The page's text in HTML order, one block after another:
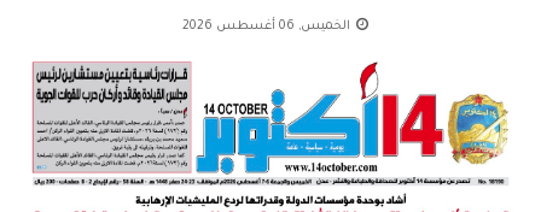
الخميس, 06 أغسطس 2026